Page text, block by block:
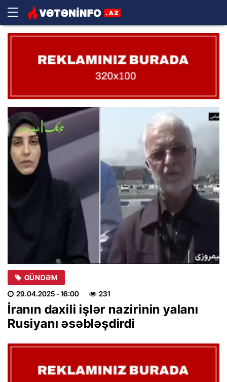
GÜNDƏM
29.04.2025- 16:00 231
İranın daxili işlər nazirinin yalanı
Rusiyanı əsəbləşdirdi